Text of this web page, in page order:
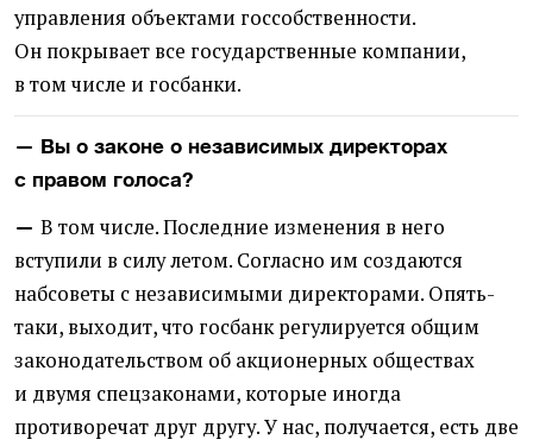
управления объектами госсобственности.
Он покрывает все государственные компании,
в том числе и госбанки.
— Вы о законе о независимых директорах
с правом голоса?
— В том числе. Последние изменения в него
вступили в силу летом. Согласно им создаются
набсоветы с независимыми директорами. Опять-
таки, выходит, что госбанк регулируется общим
законодательством об акционерных обществах
и двумя спецзаконами, которые иногда
противоречат друг другу. У нас, получается, есть две